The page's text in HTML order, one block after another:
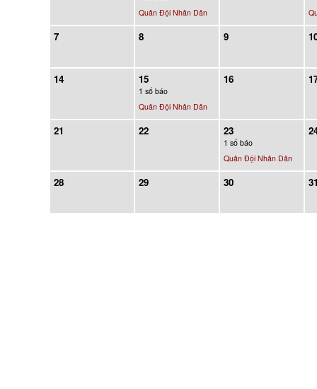
Quân Đội Nhân Dân
7 8 9
14 15
1 số báo
Quân Đội Nhân Dân
16
21 22 23
1 số báo
Quân Đội Nhân Dân
28 29 30